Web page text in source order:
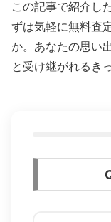
この記事で紹介し
ずは気軽に無料査
か。あなたの思い
と受け継がれるき